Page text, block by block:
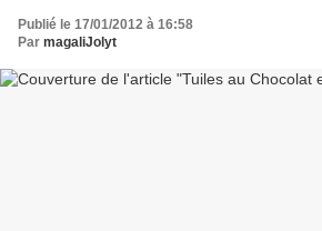
Publié le 17/01/2012 à 16:58
Par magaliJolyt